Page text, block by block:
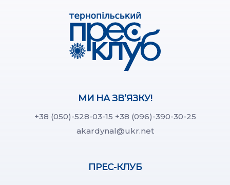
МИ НА ЗВ’ЯЗКУ!
+38 (050)-528-03-15 +38 (096)-390-30-25
akardynal@ukr.net
ПРЕС-КЛУБ